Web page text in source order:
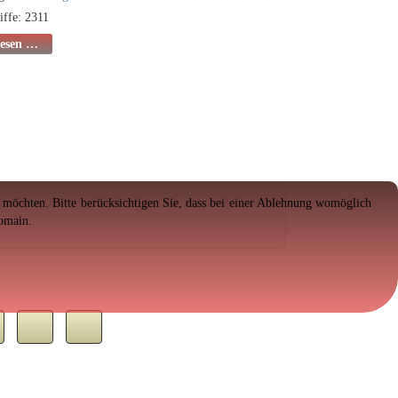
2311
…
Bitte berücksichtigen Sie, dass bei einer Ablehnung womöglich